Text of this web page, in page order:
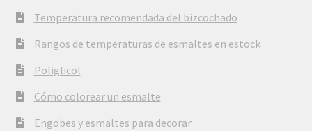
Temperatura recomendada del bizcochado
Rangos de temperaturas de esmaltes en estock
Poliglicol
Cómo colorear un esmalte
Engobes y esmaltes para decorar